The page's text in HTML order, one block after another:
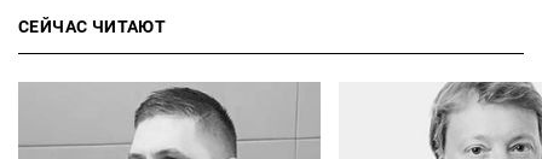
СЕЙЧАС ЧИТАЮТ